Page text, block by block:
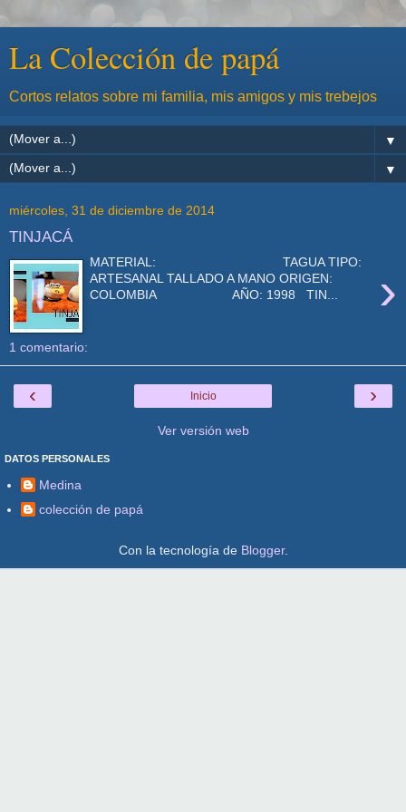
La Colección de papá
Cortos relatos sobre mi familia, mis amigos y mis trebejos
▼
▼
miércoles, 31 de diciembre de 2014
TINJACÁ
›
MATERIAL: TAGUA TIPO:
ARTESANAL TALLADO A MANO ORIGEN:
COLOMBIA AÑO: 1998 TIN...
1 comentario:
‹ ›
Inicio
Ver versión web
DATOS PERSONALES
Medina
colección de papá
Con la tecnología de Blogger.